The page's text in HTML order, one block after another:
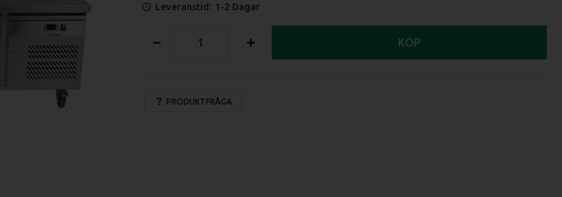
Leveranstid: 1-2 Dagar
PRODUKTFRÅGA
KÖP